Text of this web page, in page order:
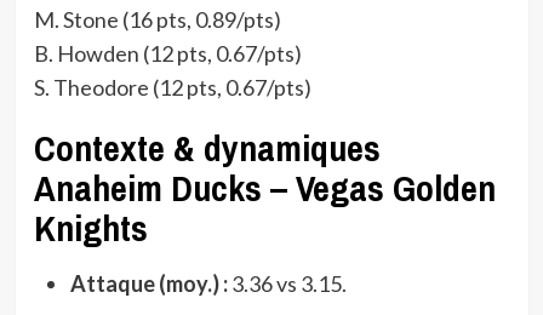
M. Stone (16 pts, 0.89/pts)
B. Howden (12 pts, 0.67/pts)
S. Theodore (12 pts, 0.67/pts)
Contexte & dynamiques
Anaheim Ducks – Vegas Golden
Knights
Attaque (moy.) :3.36 vs 3.15.